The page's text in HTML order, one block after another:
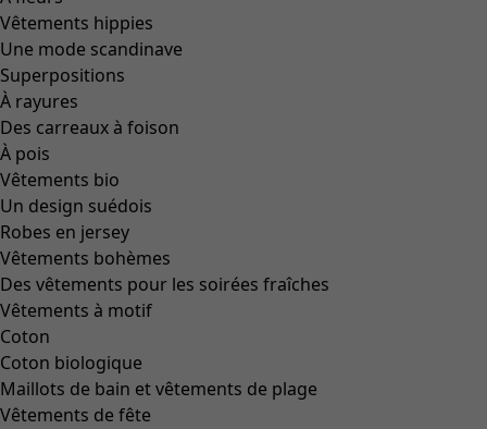
Vêtements hippies
Une mode scandinave
Superpositions
À rayures
Des carreaux à foison
À pois
Vêtements bio
Un design suédois
Robes en jersey
Vêtements bohèmes
Des vêtements pour les soirées fraîches
Vêtements à motif
Coton
Coton biologique
Maillots de bain et vêtements de plage
Vêtements de fête